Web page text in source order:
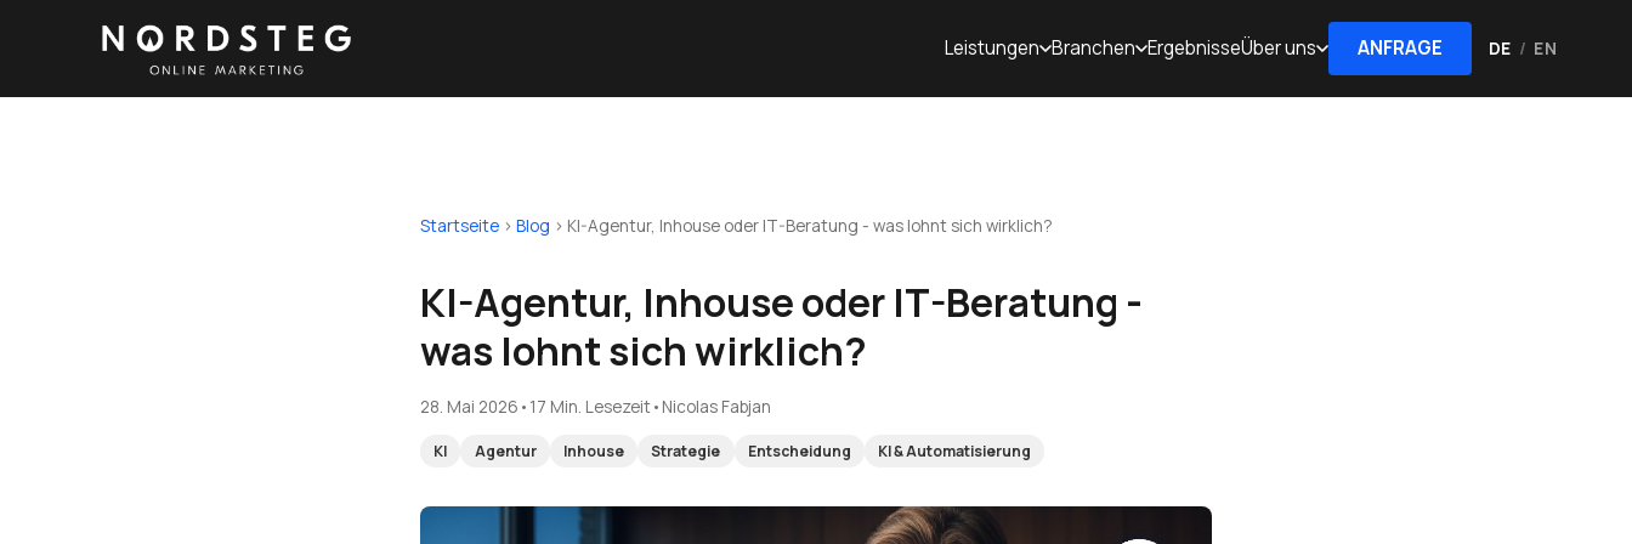
Leistungen Branchen ErgebnisseÜber uns ANFRAGE DE / EN
Startseite › Blog › KI-Agentur, Inhouse oder IT-Beratung - was lohnt sich wirklich?
KI-Agentur, Inhouse oder IT-Beratung -
was lohnt sich wirklich?
28. Mai 2026 • 17 Min. Lesezeit• Nicolas Fabjan
KI Agentur Inhouse Strategie Entscheidung KI & Automatisierung